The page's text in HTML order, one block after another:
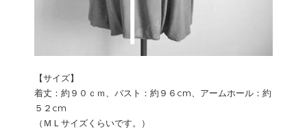
【サイズ】
着丈：約９０ｃｍ、バスト：約９６cm、アームホール：約
５２cm
（ＭＬサイズくらいです。）